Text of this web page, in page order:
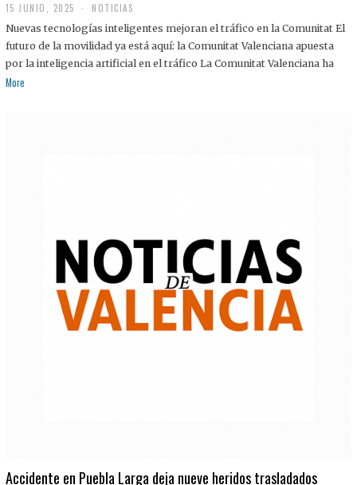
15 JUNIO, 2025 NOTICIAS
Nuevas tecnologías inteligentes mejoran el tráfico en la Comunitat El
futuro de la movilidad ya está aquí: la Comunitat Valenciana apuesta
por la inteligencia artificial en el tráfico La Comunitat Valenciana ha
More
Accidente en Puebla Larga deja nueve heridos trasladados